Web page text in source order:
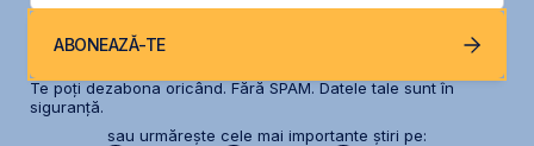
ABONEAZĂ-TE
Te poți dezabona oricând. Fără SPAM. Datele tale sunt în
siguranță.
sau urmărește cele mai importante știri pe: